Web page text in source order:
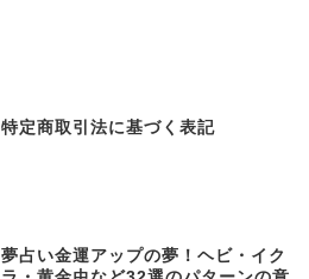
特定商取引法に基づく表記
夢占い金運アップの夢！ヘビ・イク